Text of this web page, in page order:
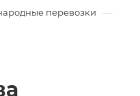
перевозки —